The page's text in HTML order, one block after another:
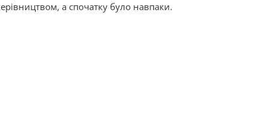
а спочатку було навпаки.